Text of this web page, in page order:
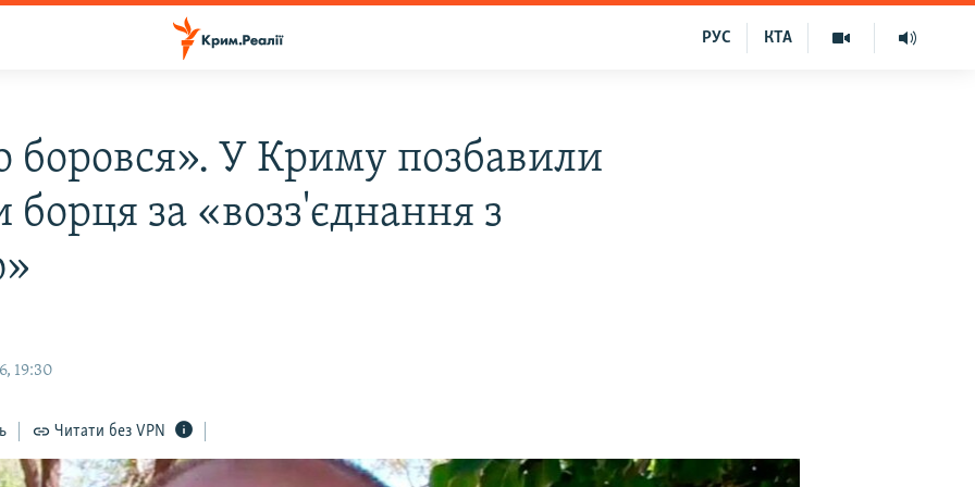
КТА
РУС
боровся». У Криму позбавили
борця за «возз'єднання з
19:30
Читати без VPN